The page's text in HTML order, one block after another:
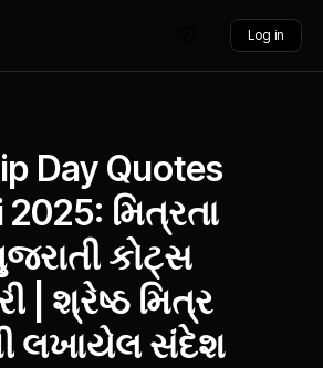
Log in
Day Quotes
મિત્રતા
કોટ્સ
| શ્રેષ્ઠ મિત્ર
લખાયેલ સંદેશ